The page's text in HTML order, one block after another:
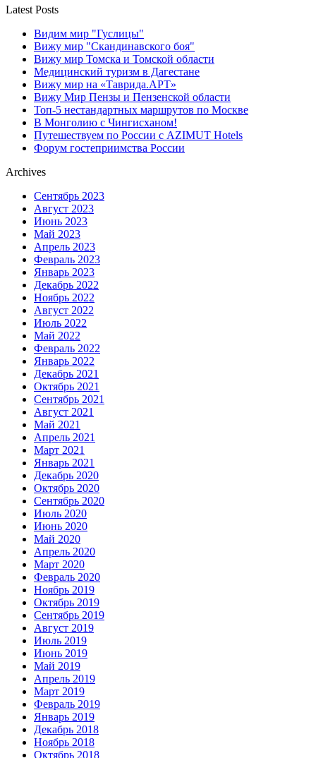
Latest Posts
Видим мир "Гуслицы"
Вижу мир "Скандинавского боя"
Вижу мир Томска и Томской области
Медицинский туризм в Дагестане
Вижу мир на «Таврида.АРТ»
Вижу Мир Пензы и Пензенской области
Топ-5 нестандартных маршрутов по Москве
В Монголию с Чингисханом!
Путешествуем по России с AZIMUT Hotels
Форум гостеприимства России
Archives
Сентябрь 2023
Август 2023
Июнь 2023
Май 2023
Апрель 2023
Февраль 2023
Январь 2023
Декабрь 2022
Ноябрь 2022
Август 2022
Июль 2022
Май 2022
Февраль 2022
Январь 2022
Декабрь 2021
Октябрь 2021
Сентябрь 2021
Август 2021
Май 2021
Апрель 2021
Март 2021
Январь 2021
Декабрь 2020
Октябрь 2020
Сентябрь 2020
Июль 2020
Июнь 2020
Май 2020
Апрель 2020
Март 2020
Февраль 2020
Ноябрь 2019
Октябрь 2019
Сентябрь 2019
Август 2019
Июль 2019
Июнь 2019
Май 2019
Апрель 2019
Март 2019
Февраль 2019
Январь 2019
Декабрь 2018
Ноябрь 2018
Октябрь 2018